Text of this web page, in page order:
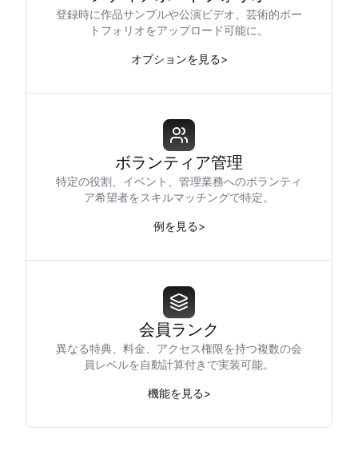
登録時に作品サンプルや公演ビデオ、芸術的ポー
トフォリオをアップロード可能に。
オプションを見る>
ボランティア管理
特定の役割、イベント、管理業務へのボランティ
ア希望者をスキルマッチングで特定。
例を見る>
会員ランク
異なる特典、料金、アクセス権限を持つ複数の会
員レベルを自動計算付きで実装可能。
機能を見る>